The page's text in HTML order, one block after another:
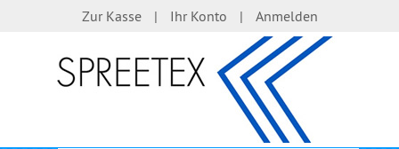
Zur Kasse Ihr Konto Anmelden